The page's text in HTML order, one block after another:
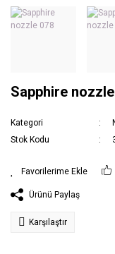
Sapphire
Kategori
Stok Kodu
Ürünü Paylaş
Karşılaştır